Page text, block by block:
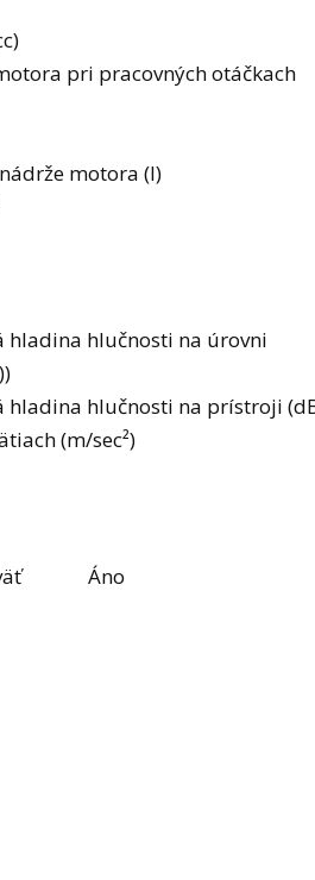
pri pracovných otáčkach
motora (l)
hladina hlučnosti na úrovni
hladina hlučnosti na prístroji
(m/sec²)
Áno